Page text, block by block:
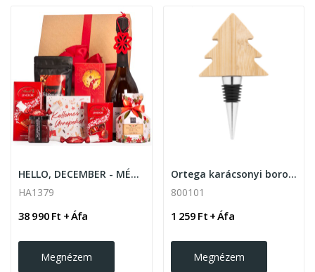
HELLO, DECEMBER - MÉDIUM
HA1379
38 990 Ft + Áfa
Megnézem
Ortega karácsonyi boros dugó
800101
1 259 Ft + Áfa
Megnézem